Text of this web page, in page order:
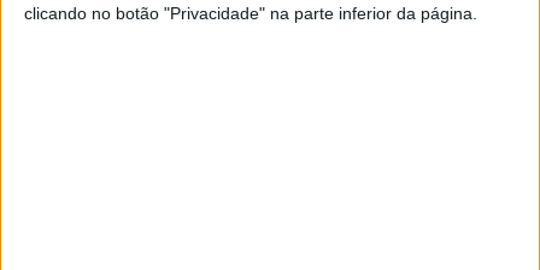
clicando no botão "Privacidade" na parte inferior da página.